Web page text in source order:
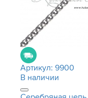
Артикул: 9900
В наличии